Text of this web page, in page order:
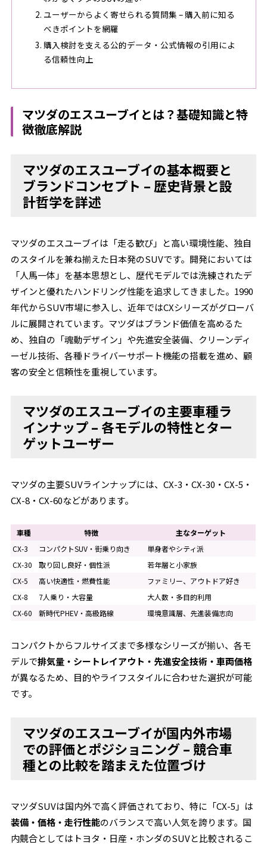
ユーザーからよく寄せられる質問集 – 購入前に知る
べきポイントを網羅
購入検討を支える公的データ・公式情報の引用によ
る信頼性向上
マツダのエスユーブイとは？基礎知識と特
徴徹底解説
マツダのエスユーブイの基本概要と
ブランドコンセプト – 歴史背景と設
計哲学を詳述
マツダのエスユーブイは「走る歓び」と高い環境性能、独自
のスタイルを兼ね揃えた日本発のSUVです。開発においては
「人馬一体」を基本思想とし、歴代モデルでは洗練されたデ
ザインと優れたハンドリング性能を追求してきました。1990
年代からSUV市場に参入し、近年ではCXシリーズがグローバ
ルに展開されています。マツダはブランド価値を高めるた
め、独自の「魂動デザイン」や先進安全装備、クリーンディ
ーゼル技術、各種ドライバーサポート機能の搭載を進め、顧
客の安全と信頼性を重視しています。
マツダのエスユーブイの主要車種ラ
インナップ – 各モデルの特性とター
ゲットユーザー
マツダの主要SUVラインナップには、CX-3・CX-30・CX-5・
CX-8・CX-60などがあります。
車種 特徴
主なターゲット
CX-3
コンパクトSUV・街乗り向き
単身者やシティ派
CX-30
取り回し良好・個性派
若年層と小家族
CX-5
高い快適性・燃費性能
ファミリー、アウトドア好き
CX-8
7人乗り・大容量
大人数・多目的利用
CX-60
新時代PHEV・高級路線 環境意識層、先進装備志向
コンパクトからフルサイズまで多様なシリーズが揃い、各モ
デルで排気量・シートレイアウト・先進安全技術・車両価格
が異なるため、目的やライフスタイルに合わせた選択が可能
です。
マツダのエスユーブイが国内外市場
での評価とポジショニング – 競合車
種との比較を踏まえた位置づけ
マツダSUVは国内外で高く評価されており、特に「CX-5」は
装備・価格・走行性能のバランスで高い人気を誇ります。国
内競合としてはトヨタ・日産・ホンダのSUVと比較されるこ